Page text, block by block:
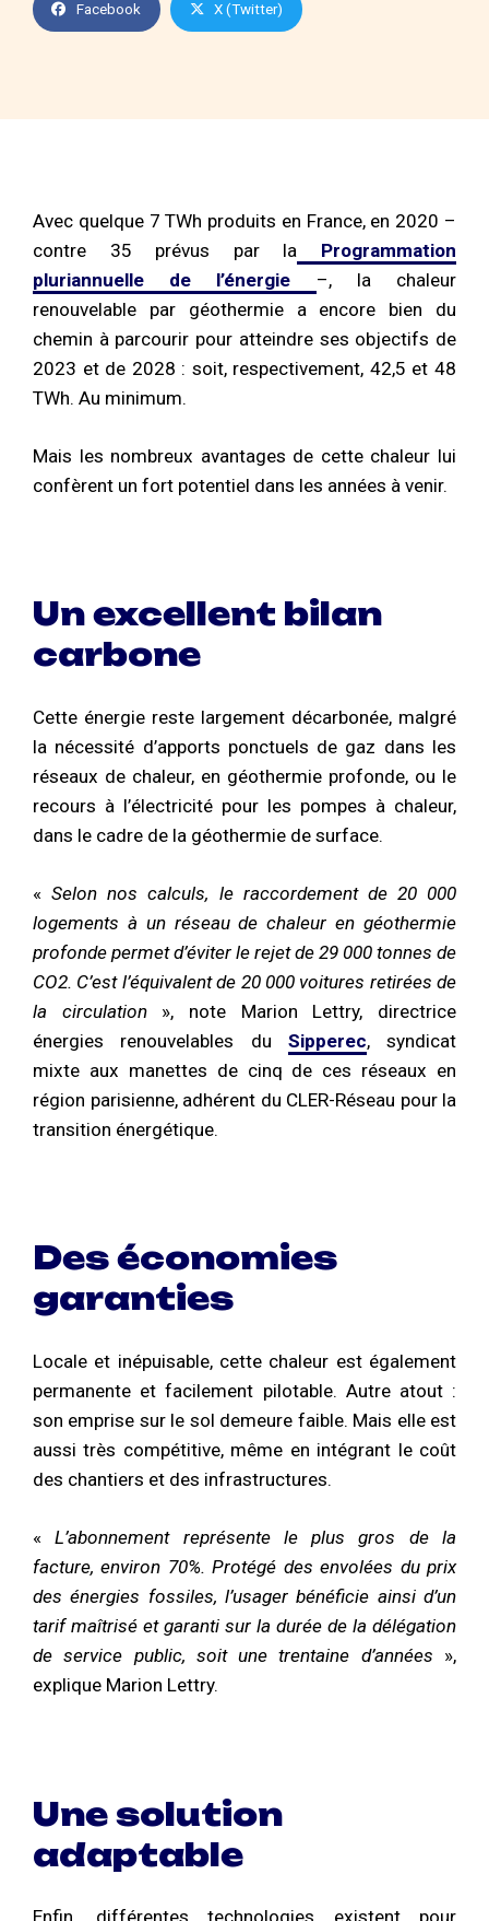
Facebook X (Twitter)
Avec quelque 7 TWh produits en France, en 2020 –
contre 35 prévus par la Programmation
pluriannuelle de l’énergie –, la chaleur
renouvelable par géothermie a encore bien du
chemin à parcourir pour atteindre ses objectifs de
2023 et de 2028 : soit, respectivement, 42,5 et 48
TWh. Au minimum.
Mais les nombreux avantages de cette chaleur lui
confèrent un fort potentiel dans les années à venir.
Un excellent bilan
carbone
Cette énergie reste largement décarbonée, malgré
la nécessité d’apports ponctuels de gaz dans les
réseaux de chaleur, en géothermie profonde, ou le
recours à l’électricité pour les pompes à chaleur,
dans le cadre de la géothermie de surface.
« Selon nos calculs, le raccordement de 20 000
logements à un réseau de chaleur en géothermie
profonde permet d’éviter le rejet de 29 000 tonnes de
CO2. C’est l’équivalent de 20 000 voitures retirées de
la circulation », note Marion Lettry, directrice
énergies renouvelables du Sipperec, syndicat
mixte aux manettes de cinq de ces réseaux en
région parisienne, adhérent du CLER-Réseau pour la
transition énergétique.
Des économies
garanties
Locale et inépuisable, cette chaleur est également
permanente et facilement pilotable. Autre atout :
son emprise sur le sol demeure faible. Mais elle est
aussi très compétitive, même en intégrant le coût
des chantiers et des infrastructures.
«L’abonnement représente le plus gros de la
facture, environ 70%. Protégé des envolées du prix
des énergies fossiles, l’usager bénéficie ainsi d’un
tarif maîtrisé et garanti sur la durée de la délégation
de service public, soit une trentaine d’années »,
explique Marion Lettry.
Une solution
adaptable